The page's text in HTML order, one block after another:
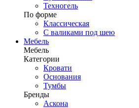
Техногель
По форме
Классическая
С валиками под шею
Мебель
Мебель
Категории
Кровати
Основания
Тумбы
Бренды
Аскона